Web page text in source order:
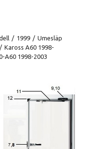
/ 1999 / Umesläp
/ Kaross A60 1998-
A60 1998-2003